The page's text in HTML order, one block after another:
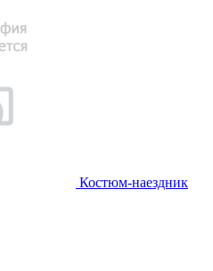
Костюм-наездник